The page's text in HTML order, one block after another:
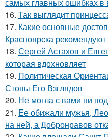
16. Так выглядит
17. Какие основные
Красноярска рекомендуют
18. Сергей Астахов и
которая вдохновляет
19. Политическая
Стопы Его Взглядов
20. Не могла с вами ни
21. Ее обижали мужья,
на ней, а Добронравов